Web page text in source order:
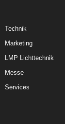
Technik
Marketing
LMP Lichttechnik
Messe
Services